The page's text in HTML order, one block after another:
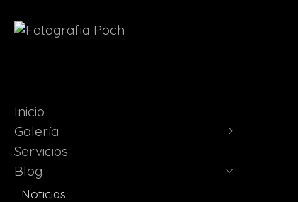
Inicio
Galería
Presentación
Producto
Corporativa
Servicios
Blog
Noticias